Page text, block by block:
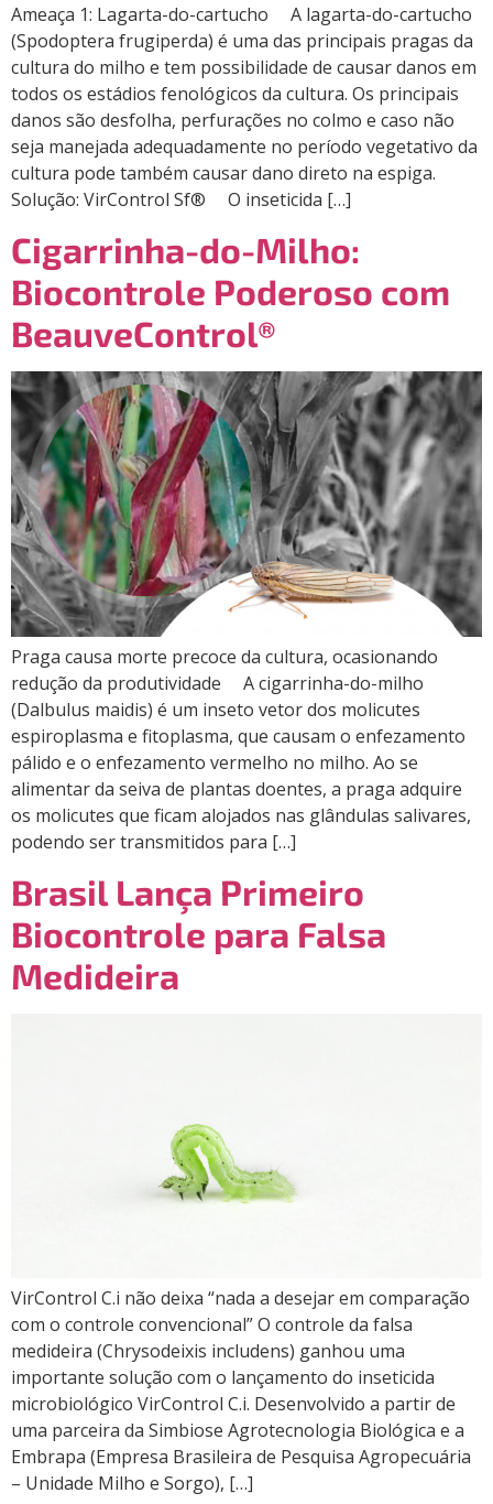
Ameaça 1: Lagarta-do-cartucho A lagarta-do-cartucho
(Spodoptera frugiperda) é uma das principais pragas da
cultura do milho e tem possibilidade de causar danos em
todos os estádios fenológicos da cultura. Os principais
danos são desfolha, perfurações no colmo e caso não
seja manejada adequadamente no período vegetativo da
cultura pode também causar dano direto na espiga.
Solução: VirControl Sf® O inseticida […]
Cigarrinha-do-Milho:
Biocontrole Poderoso com
BeauveControl®
Praga causa morte precoce da cultura, ocasionando
redução da produtividade A cigarrinha-do-milho
(Dalbulus maidis) é um inseto vetor dos molicutes
espiroplasma e fitoplasma, que causam o enfezamento
pálido e o enfezamento vermelho no milho. Ao se
alimentar da seiva de plantas doentes, a praga adquire
os molicutes que ficam alojados nas glândulas salivares,
podendo ser transmitidos para […]
Brasil Lança Primeiro
Biocontrole para Falsa
Medideira
VirControl C.i não deixa “nada a desejar em comparação
com o controle convencional” O controle da falsa
medideira (Chrysodeixis includens) ganhou uma
importante solução com o lançamento do inseticida
microbiológico VirControl C.i. Desenvolvido a partir de
uma parceira da Simbiose Agrotecnologia Biológica e a
Embrapa (Empresa Brasileira de Pesquisa Agropecuária
– Unidade Milho e Sorgo), […]